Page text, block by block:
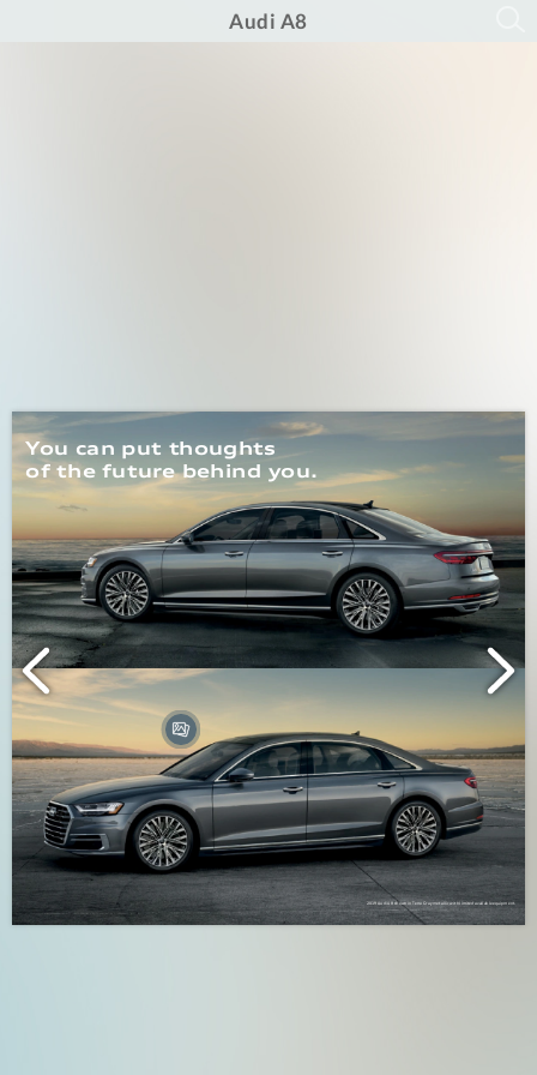
Audi A8